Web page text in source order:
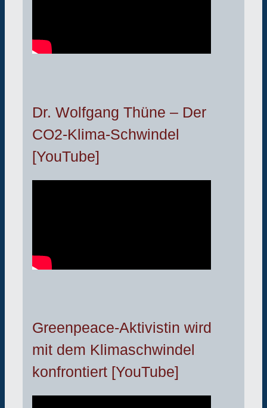
Dr. Wolfgang Thüne – Der
CO2-Klima-Schwindel
[YouTube]
Greenpeace-Aktivistin wird
mit dem Klimaschwindel
konfrontiert [YouTube]